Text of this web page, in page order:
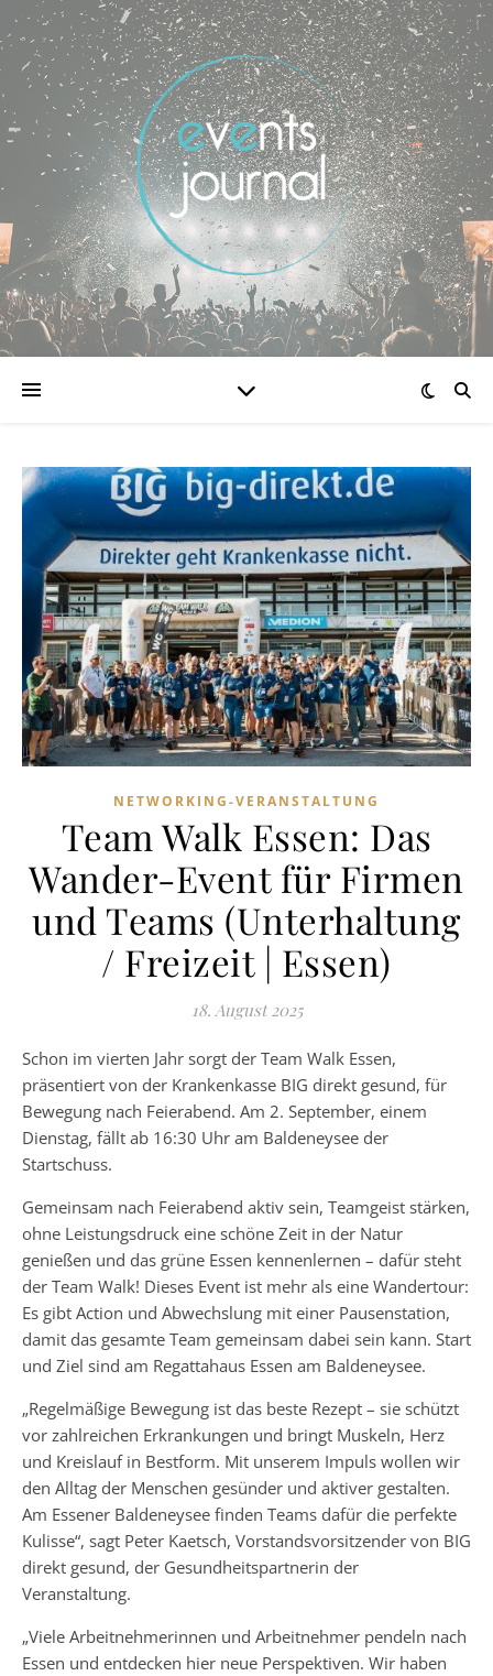
NETWORKING-VERANSTALTUNG
Team Walk Essen: Das
Wander-Event für Firmen
und Teams (Unterhaltung
/ Freizeit | Essen)
18. August 2025
Schon im vierten Jahr sorgt der Team Walk Essen,
präsentiert von der Krankenkasse BIG direkt gesund, für
Bewegung nach Feierabend. Am 2. September, einem
Dienstag, fällt ab 16:30 Uhr am Baldeneysee der
Startschuss.
Gemeinsam nach Feierabend aktiv sein, Teamgeist stärken,
ohne Leistungsdruck eine schöne Zeit in der Natur
genießen und das grüne Essen kennenlernen – dafür steht
der Team Walk! Dieses Event ist mehr als eine Wandertour:
Es gibt Action und Abwechslung mit einer Pausenstation,
damit das gesamte Team gemeinsam dabei sein kann. Start
und Ziel sind am Regattahaus Essen am Baldeneysee.
„Regelmäßige Bewegung ist das beste Rezept – sie schützt
vor zahlreichen Erkrankungen und bringt Muskeln, Herz
und Kreislauf in Bestform. Mit unserem Impuls wollen wir
den Alltag der Menschen gesünder und aktiver gestalten.
Am Essener Baldeneysee finden Teams dafür die perfekte
Kulisse“, sagt Peter Kaetsch, Vorstandsvorsitzender von BIG
direkt gesund, der Gesundheitspartnerin der
Veranstaltung.
„Viele Arbeitnehmerinnen und Arbeitnehmer pendeln nach
Essen und entdecken hier neue Perspektiven. Wir haben